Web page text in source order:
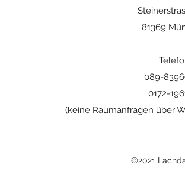
81369
089-
0172-
(keine Raumanfragen über
©2021